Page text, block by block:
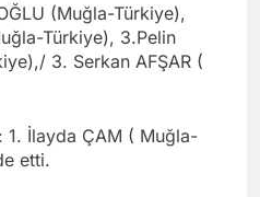
(Muğla-Türkiye),
Türkiye), 3.Pelin
3. Serkan AFŞAR (
1. İlayda ÇAM ( Muğla-
etti.